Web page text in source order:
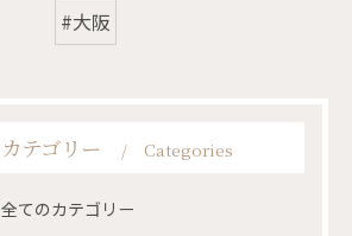
#大阪
カテゴリー Categories
全てのカテゴリー